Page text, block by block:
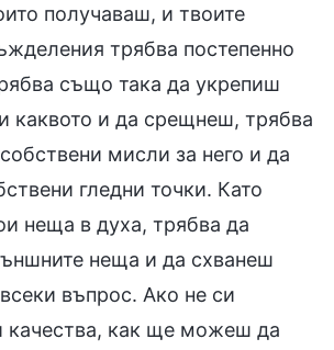
получаваш, и твоите
трябва постепенно
също така да укрепиш
каквото и да срещнеш, трябва
мисли за него и да
гледни точки. Като
неща в духа, трябва да
неща и да схванеш
въпрос. Ако не си
качества, как ще можеш да